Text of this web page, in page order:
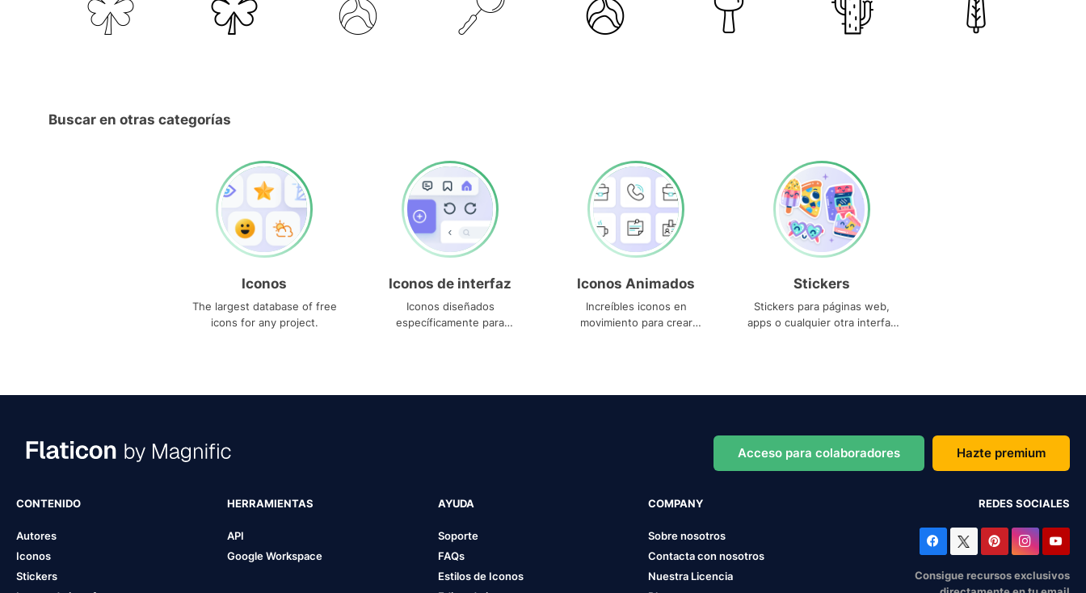
Buscar en otras categorías
Iconos
The largest database of free
icons for any project.
Iconos de interfaz
Iconos diseñados
específicamente para
Iconos Animados
Increíbles iconos en
movimiento para crear
Stickers
Stickers para páginas web,
apps o cualquier otra interfaz
Acceso para colaboradores Hazte premium
CONTENIDO
Autores
Iconos
Stickers
HERRAMIENTAS
API
Google Workspace
AYUDA
Soporte
FAQs
Estilos de Iconos
COMPANY
Sobre nosotros
Contacta con nosotros
Nuestra Licencia
REDES SOCIALES
Consigue recursos exclusivos